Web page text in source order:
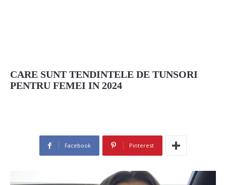
CARE SUNT TENDINTELE DE TUNSORI
PENTRU FEMEI IN 2024
Facebook Pinterest